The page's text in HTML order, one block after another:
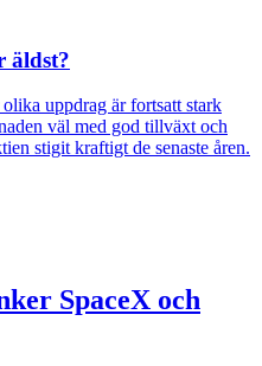
äldst?
uppdrag är fortsatt stark
väl med god tillväxt och
stigit kraftigt de senaste åren.
SpaceX och